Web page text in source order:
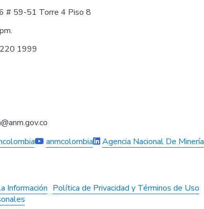
# 59-51 Torre 4 Piso 8
1999
anmcolombia Agencia Nacional De Minería
Información Política de Privacidad y Términos de Uso